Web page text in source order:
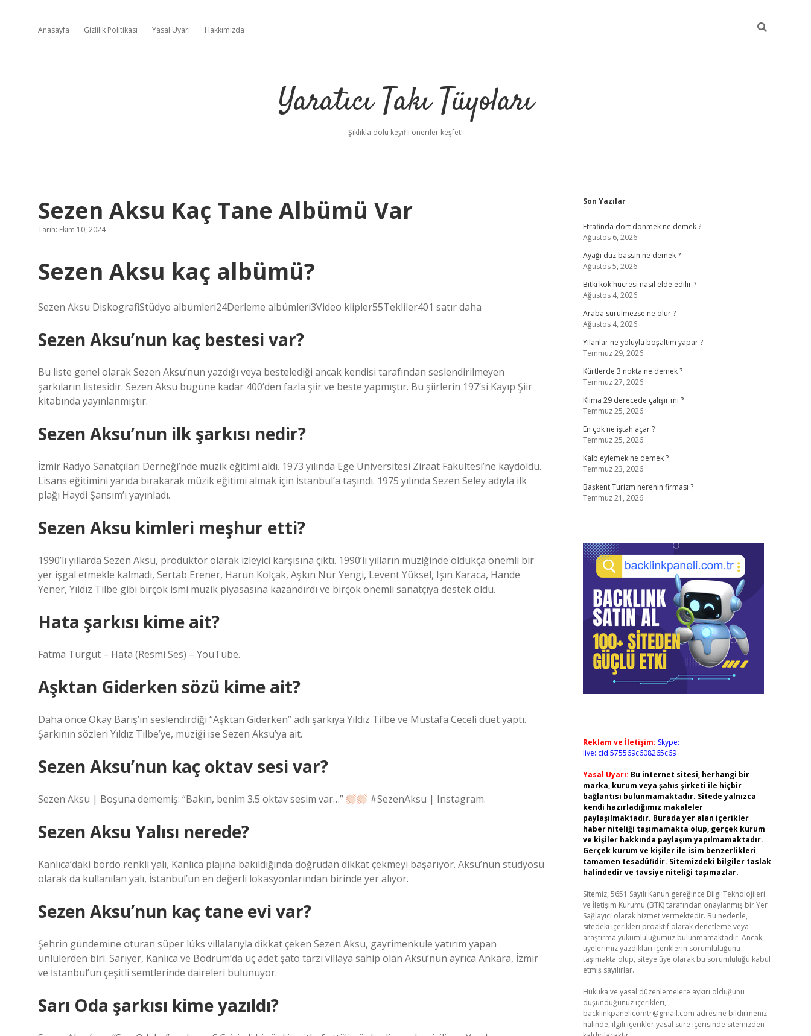
Anasayfa Gizlilik Politikası Yasal Uyarı Hakkımızda
Yaratıcı Takı Tüyoları
Şıklıkla dolu keyifli öneriler keşfet!
Sezen Aksu Kaç Tane Albümü Var
Tarih: Ekim 10, 2024
Sezen Aksu kaç albümü?
Sezen Aksu DiskografiStüdyo albümleri24Derleme albümleri3Video klipler55Tekliler401 satır daha
Sezen Aksu’nun kaç bestesi var?
Bu liste genel olarak Sezen Aksu’nun yazdığı veya bestelediği ancak kendisi tarafından seslendirilmeyen
şarkıların listesidir. Sezen Aksu bugüne kadar 400’den fazla şiir ve beste yapmıştır. Bu şiirlerin 197’si Kayıp Şiir
kitabında yayınlanmıştır.
Sezen Aksu’nun ilk şarkısı nedir?
İzmir Radyo Sanatçıları Derneği’nde müzik eğitimi aldı. 1973 yılında Ege Üniversitesi Ziraat Fakültesi’ne kaydoldu.
Lisans eğitimini yarıda bırakarak müzik eğitimi almak için İstanbul’a taşındı. 1975 yılında Sezen Seley adıyla ilk
plağı Haydi Şansım’ı yayınladı.
Sezen Aksu kimleri meşhur etti?
1990’lı yıllarda Sezen Aksu, prodüktör olarak izleyici karşısına çıktı. 1990’lı yılların müziğinde oldukça önemli bir
yer işgal etmekle kalmadı, Sertab Erener, Harun Kolçak, Aşkın Nur Yengi, Levent Yüksel, Işın Karaca, Hande
Yener, Yıldız Tilbe gibi birçok ismi müzik piyasasına kazandırdı ve birçok önemli sanatçıya destek oldu.
Hata şarkısı kime ait?
Fatma Turgut – Hata (Resmi Ses) – YouTube.
Aşktan Giderken sözü kime ait?
Daha önce Okay Barış’ın seslendirdiği “Aşktan Giderken” adlı şarkıya Yıldız Tilbe ve Mustafa Ceceli düet yaptı.
Şarkının sözleri Yıldız Tilbe’ye, müziği ise Sezen Aksu’ya ait.
Sezen Aksu’nun kaç oktav sesi var?
Sezen Aksu | Boşuna dememiş: “Bakın, benim 3.5 oktav sesim var…” #SezenAksu | Instagram.
Sezen Aksu Yalısı nerede?
Kanlıca’daki bordo renkli yalı, Kanlıca plajına bakıldığında doğrudan dikkat çekmeyi başarıyor. Aksu’nun stüdyosu
olarak da kullanılan yalı, İstanbul’un en değerli lokasyonlarından birinde yer alıyor.
Sezen Aksu’nun kaç tane evi var?
Şehrin gündemine oturan süper lüks villalarıyla dikkat çeken Sezen Aksu, gayrimenkule yatırım yapan
ünlülerden biri. Sarıyer, Kanlıca ve Bodrum’da üç adet şato tarzı villaya sahip olan Aksu’nun ayrıca Ankara, İzmir
ve İstanbul’un çeşitli semtlerinde daireleri bulunuyor.
Sarı Oda şarkısı kime yazıldı?
Sidebar
Son Yazılar
Etrafinda dort donmek ne demek ?
Ağustos 6, 2026
Ayağı düz bassın ne demek ?
Ağustos 5, 2026
Bitki kök hücresi nasıl elde edilir ?
Ağustos 4, 2026
Araba sürülmezse ne olur ?
Ağustos 4, 2026
Yılanlar ne yoluyla boşaltım yapar ?
Temmuz 29, 2026
Kürtlerde 3 nokta ne demek ?
Temmuz 27, 2026
Klima 29 derecede çalışır mı ?
Temmuz 25, 2026
En çok ne iştah açar ?
Temmuz 25, 2026
Kalb eylemek ne demek ?
Temmuz 23, 2026
Başkent Turizm nerenin firması ?
Temmuz 21, 2026
Reklam ve İletişim: Skype:
live:.cid.575569c608265c69
Yasal Uyarı: Bu internet sitesi, herhangi bir
marka, kurum veya şahıs şirketi ile hiçbir
bağlantısı bulunmamaktadır. Sitede yalnızca
kendi hazırladığımız makaleler
paylaşılmaktadır. Burada yer alan içerikler
haber niteliği taşımamakta olup, gerçek kurum
ve kişiler hakkında paylaşım yapılmamaktadır.
Gerçek kurum ve kişiler ile isim benzerlikleri
tamamen tesadüfidir. Sitemizdeki bilgiler taslak
halindedir ve tavsiye niteliği taşımazlar.
Sitemiz, 5651 Sayılı Kanun gereğince Bilgi Teknolojileri
ve İletişim Kurumu (BTK) tarafından onaylanmış bir Yer
Sağlayıcı olarak hizmet vermektedir. Bu nedenle,
sitedeki içerikleri proaktif olarak denetleme veya
araştırma yükümlülüğümüz bulunmamaktadır. Ancak,
üyelerimiz yazdıkları içeriklerin sorumluluğunu
taşımakta olup, siteye üye olarak bu sorumluluğu kabul
etmiş sayılırlar.
Hukuka ve yasal düzenlemelere aykırı olduğunu
düşündüğünüz içerikleri,
backlinkpanelicomtr@gmail.com adresine bildirmeniz
halinde, ilgili içerikler yasal süre içerisinde sitemizden